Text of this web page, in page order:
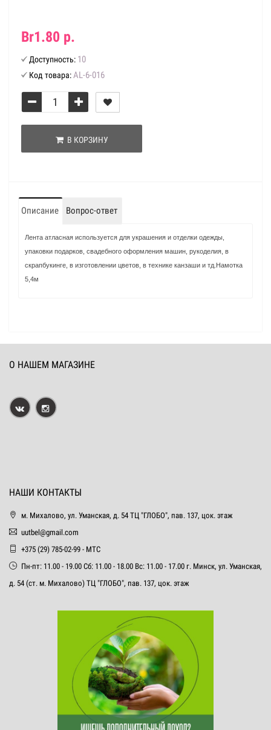
Br1.80 р.
Доступность: 10
Код товара:AL-6-016
В КОРЗИНУ
Описание Вопрос-ответ
Лента атласная используется для украшения и отделки одежды,
упаковки подарков, свадебного оформления машин, рукоделия, в
скрапбукинге, в изготовлении цветов, в технике канзаши и тд.Намотка
5,4м
О НАШЕМ МАГАЗИНЕ
НАШИ КОНТАКТЫ
м. Михалово, ул. Уманская, д. 54 ТЦ "ГЛОБО", пав. 137, цок. этаж
uutbel@gmail.com
+375 (29) 785-02-99 - МТС
Пн-пт: 11.00 - 19.00 Сб: 11.00 - 18.00 Вс: 11.00 - 17.00 г. Минск, ул. Уманская,
д. 54 (ст. м. Михалово) ТЦ "ГЛОБО", пав. 137, цок. этаж